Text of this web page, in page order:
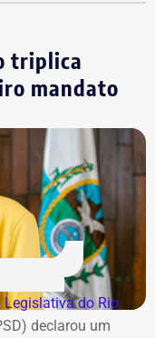
Organização
triplica
mandato
Legislativa do Rio
declarou um